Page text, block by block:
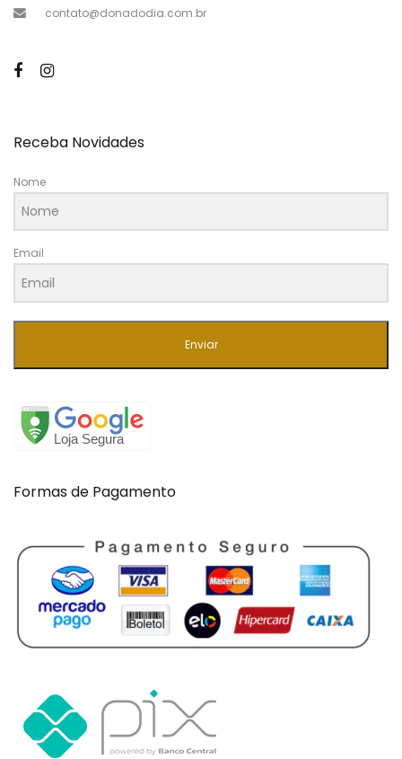
contato@donadodia.com.br
Receba Novidades
Nome
Email
Enviar
Formas de Pagamento